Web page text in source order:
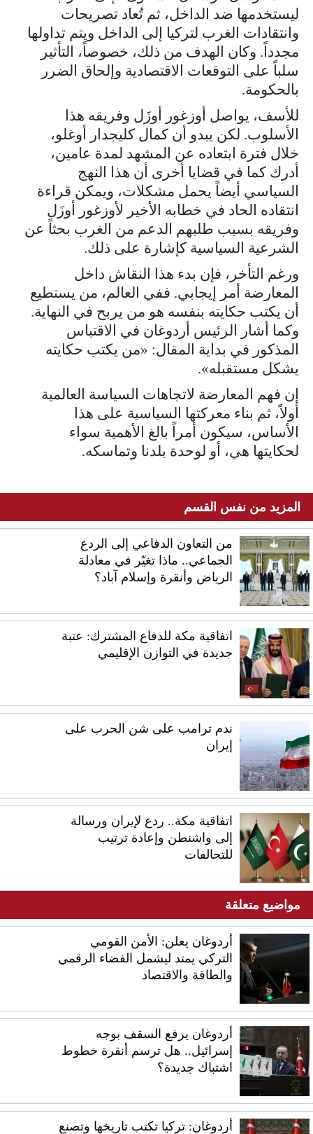
ليستخدمها ضد الداخل، ثم تُعاد تصريحات
وانتقادات الغرب لتركيا إلى الداخل ويتم تداولها
مجدداً. وكان الهدف من ذلك، خصوصاً، التأثير
سلباً على التوقعات الاقتصادية وإلحاق الضرر
بالحكومة.
للأسف، يواصل أوزغور أوزَل وفريقه هذا
الأسلوب. لكن يبدو أن كمال كليجدار أوغلو،
خلال فترة ابتعاده عن المشهد لمدة عامين،
أدرك كما في قضايا أخرى أن هذا النهج
السياسي أيضاً يحمل مشكلات، ويمكن قراءة
انتقاده الحاد في خطابه الأخير لأوزغور أوزَل
وفريقه بسبب طلبهم الدعم من الغرب بحثاً عن
الشرعية السياسية كإشارة على ذلك.
ورغم التأخر، فإن بدء هذا النقاش داخل
المعارضة أمر إيجابي. ففي العالم، من يستطيع
أن يكتب حكايته بنفسه هو من يربح في النهاية.
وكما أشار الرئيس أردوغان في الاقتباس
المذكور في بداية المقال: «من يكتب حكايته
يشكل مستقبله».
إن فهم المعارضة لاتجاهات السياسة العالمية
أولاً، ثم بناء معركتها السياسية على هذا
الأساس، سيكون أمراً بالغ الأهمية سواء
لحكايتها هي، أو لوحدة بلدنا وتماسكه.
المزيد من نفس القسم
من التعاون الدفاعي إلى الردع
الجماعي.. ماذا تغيّر في معادلة
الرياض وأنقرة وإسلام آباد؟
اتفاقية مكة للدفاع المشترك: عتبة
جديدة في التوازن الإقليمي
ندم ترامب على شن الحرب على
إيران
اتفاقية مكة.. ردع لإيران ورسالة
إلى واشنطن وإعادة ترتيب
للتحالفات
مواضيع متعلقة
أردوغان يعلن: الأمن القومي
التركي يمتد ليشمل الفضاء الرقمي
والطاقة والاقتصاد
أردوغان يرفع السقف بوجه
إسرائيل.. هل ترسم أنقرة خطوط
اشتباك جديدة؟
أردوغان: تركيا تكتب تاريخها وتصنع